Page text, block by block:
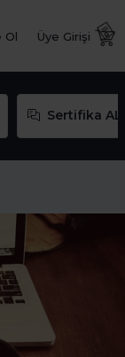
Ol Üye Girişi
Sertifika AL